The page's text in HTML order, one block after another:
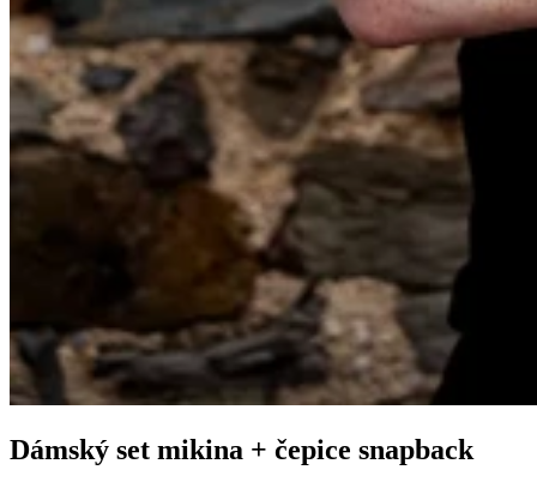
Dámský set mikina + čepice snapback